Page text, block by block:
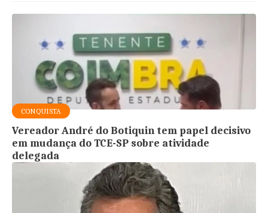
CONQUISTA
Vereador André do Botiquin tem papel decisivo
em mudança do TCE-SP sobre atividade
delegada